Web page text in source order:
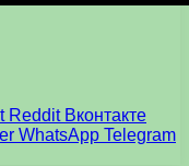
Reddit Вконтакте
WhatsApp Telegram